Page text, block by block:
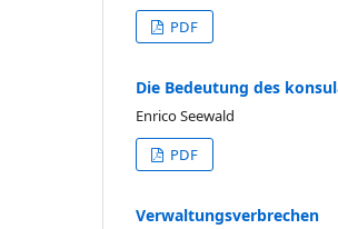
PDF
Die Bedeutung des
Enrico Seewald
PDF
Verwaltungsverbrechen